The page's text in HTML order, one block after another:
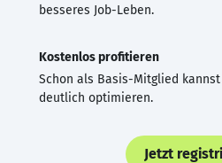
besseres Job-Leben.
Kostenlos profitieren
Schon als Basis-Mitglied kannst
deutlich optimieren.
Jetzt